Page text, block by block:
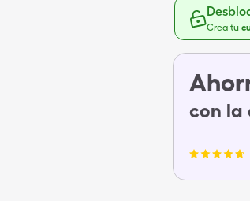
Crea tu
con la